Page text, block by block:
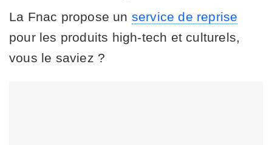
La Fnac propose un service de reprise
pour les produits high-tech et culturels,
vous le saviez ?